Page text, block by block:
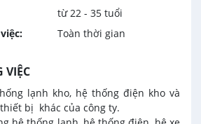
từ 22 - 35 tuổi
Toàn thời gian
VIỆC
lạnh kho, hệ thống điện kho và
bị khác của công ty.